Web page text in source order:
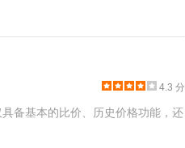
4.3 分
备基本的比价、历史价格功能，还